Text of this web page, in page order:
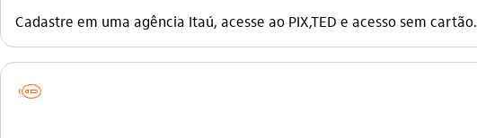
Cadastre em uma agência Itaú, acesse ao PIX,TED e acesso sem cartão.
itoken_chaveiro_outline